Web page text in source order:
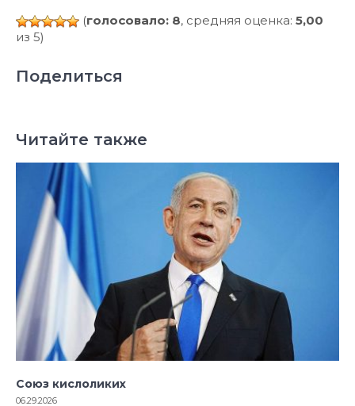
(голосовало: 8, средняя оценка: 5,00
из 5)
Поделиться
Читайте также
Союз кислоликих
06.29.2026